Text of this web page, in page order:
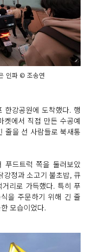
인파 © 조송연
한강공원에 도착했다. 행
켓에서 직접 만든 수공예
줄을 선 사람들로 북새통
푸드트럭 쪽을 둘러보았
강정과 소고기 불초밥, 큐
리로 가득했다. 특히 푸
을 주문하기 위해 긴 줄
모습이었다.